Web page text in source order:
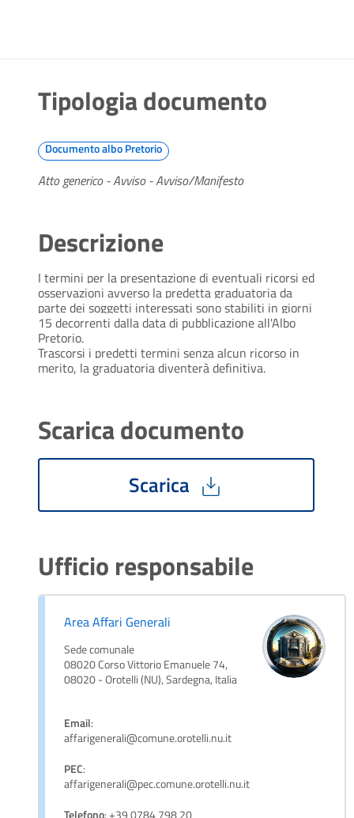
Tipologia documento
Documento albo Pretorio
Atto generico - Avviso - Avviso/Manifesto
Descrizione
I termini per la presentazione di eventuali ricorsi ed
osservazioni avverso la predetta graduatoria da
parte dei soggetti interessati sono stabiliti in giorni
15 decorrenti dalla data di pubblicazione all'Albo
Pretorio.
Trascorsi i predetti termini senza alcun ricorso in
merito, la graduatoria diventerà definitiva.
Scarica documento
Scarica
Ufficio responsabile
Area Affari Generali
Sede comunale
08020 Corso Vittorio Emanuele 74,
08020 - Orotelli (NU), Sardegna, Italia
Email:
affarigenerali@comune.orotelli.nu.it
PEC:
affarigenerali@pec.comune.orotelli.nu.it
Telefono: +39 0784 798 20